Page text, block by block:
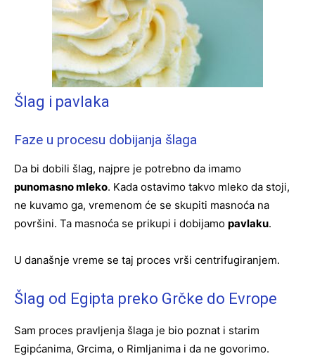
Šlag i pavlaka
Faze u procesu dobijanja šlaga
Da bi dobili šlag, najpre je potrebno da imamo
punomasno mleko. Kada ostavimo takvo mleko da stoji,
ne kuvamo ga, vremenom će se skupiti masnoća na
površini. Ta masnoća se prikupi i dobijamo pavlaku.
U današnje vreme se taj proces vrši centrifugiranjem.
Šlag od Egipta preko Grčke do Evrope
Sam proces pravljenja šlaga je bio poznat i starim
Egipćanima, Grcima, o Rimljanima i da ne govorimo.